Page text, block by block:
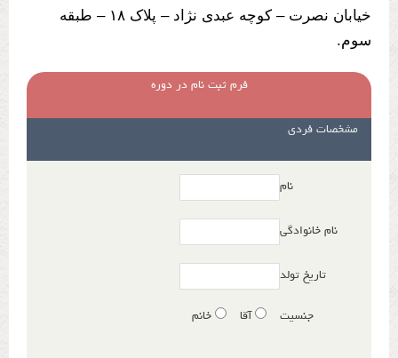
خیابان نصرت – کوچه عبدی نژاد – پلاک ۱۸ – طبقه
سوم.
فرم ثبت نام در دوره
مشخصات فردی
نام
نام خانوادگی
تاریخ تولد
جنسیت آقا خانم